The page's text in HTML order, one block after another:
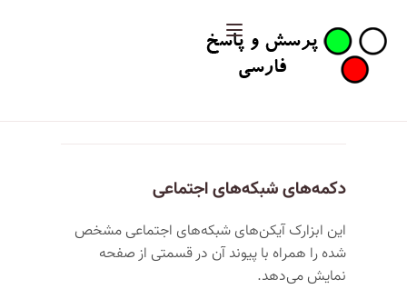
دکمه‌های شبکه‌های اجتماعی
این ابزارک آیکن‌های شبکه‌های اجتماعی مشخص
شده را همراه با پیوند آن در قسمتی از صفحه
نمایش می‌دهد.